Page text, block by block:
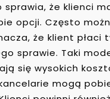
że klienci
opcji. Często
że klient płaci
sprawie. Taki
się wysokich
mogą